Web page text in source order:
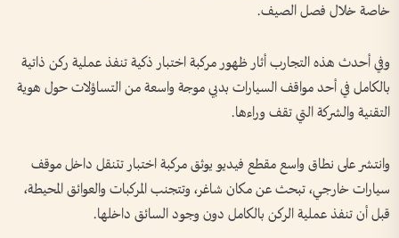
خاصة خلال فصل الصيف.
وفي أحدث هذه التجارب أثار ظهور مركبة اختبار ذكية تنفذ عملية ركن ذاتية
بالكامل في أحد مواقف السيارات بدبي موجة واسعة من التساؤلات حول هوية
التقنية والشركة التي تقف وراءها.
وانتشر على نطاق واسع مقطع فيديو يوثق مركبة اختبار تتنقل داخل موقف
سيارات خارجي، تبحث عن مكان شاغر، وتتجنب المركبات والعوائق المحيطة،
قبل أن تنفذ عملية الركن بالكامل دون وجود السائق داخلها.